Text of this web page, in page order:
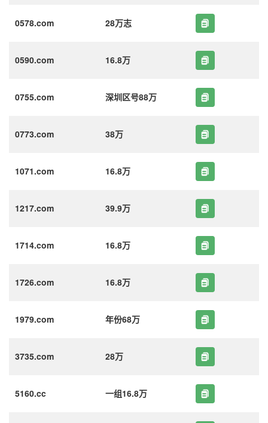
0578.com 28万志
0590.com 16.8万
0755.com 深圳区号88万
0773.com 38万
1071.com 16.8万
1217.com 39.9万
1714.com 16.8万
1726.com 16.8万
1979.com 年份68万
3735.com 28万
5160.cc 一组16.8万